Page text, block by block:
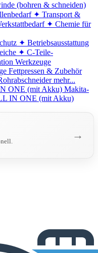
(bohren & schneiden)
✦ Transport &
✦ Chemie für
✦ Betriebsausstattung
✦ C-Teile-
Werkzeuge
Fettpressen & Zubehör
mehr...
ONE (mit Akku) Makita-
IN ONE (mit Akku)
→